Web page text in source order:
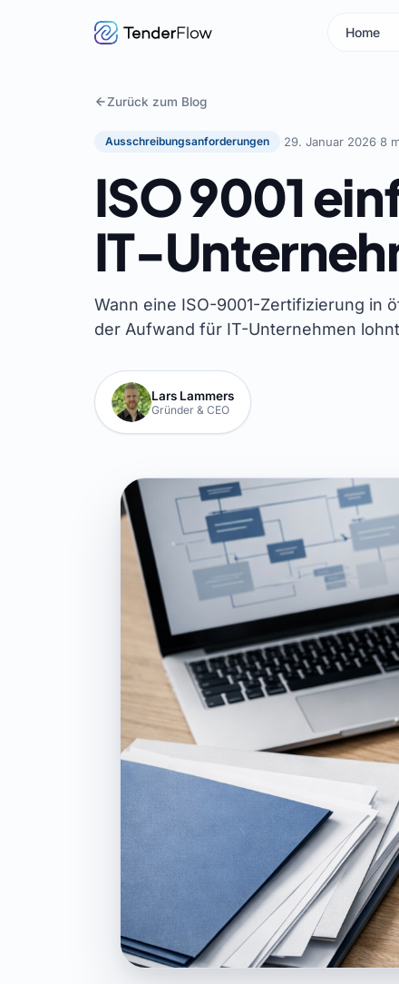
Home
Zurück zum Blog
Ausschreibungsanforderungen ·29. Januar 2026·8
ISO 9001
IT-
Wann eine ISO-9001-Zertifizierung in
der Aufwand für IT-Unternehmen
Lars Lammers
Gründer & CEO